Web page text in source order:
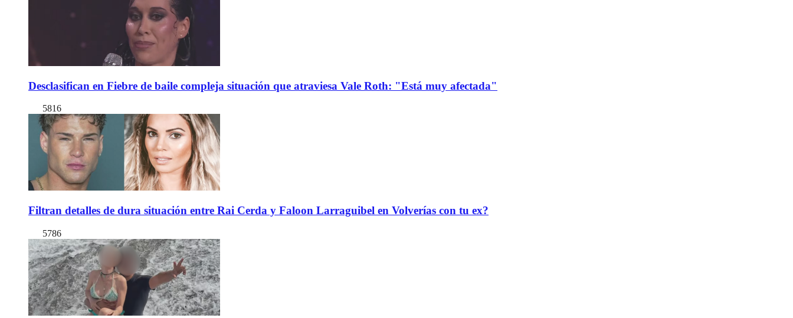
Desclasifican en Fiebre de baile compleja situación que atraviesa Vale Roth: "Está muy afectada"
5816
Filtran detalles de dura situación entre Rai Cerda y Faloon Larraguibel en Volverías con tu ex?
5786